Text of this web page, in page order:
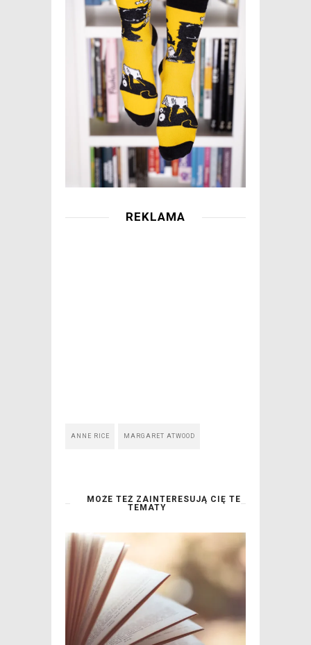
REKLAMA
ANNE RICE MARGARET ATWOOD
MOŻE TEŻ ZAINTERESUJĄ CIĘ TE
TEMATY